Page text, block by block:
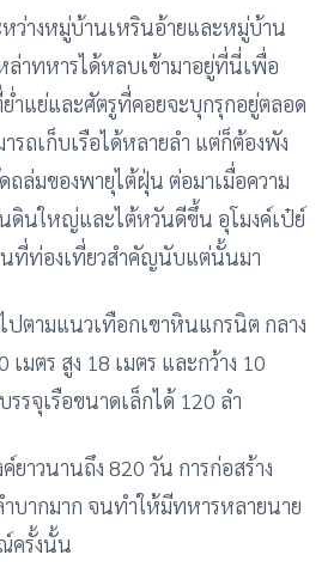
หว่างหมู่บ้านเหรินอ้ายและหมู่บ้าน
ล่าทหารได้หลบเข้ามาอยู่ที่นี่เพื่อ
แย่และศัตรูที่คอยจะบุกรุกอยู่ตลอด
รถเก็บเรือได้หลายลำ แต่ก็ต้องพัง
ถล่มของพายุไต้ฝุ่น ต่อมาเมื่อความ
ดินใหญ่และไต้หวันดีขึ้น อุโมงค์เป๋ย์
ที่ท่องเที่ยวสำคัญนับแต่นั้นมา
ปตามแนวเทือกเขาหินแกรนิต กลาง
เมตร สูง 18 เมตร และกว้าง 10
รจุเรือขนาดเล็กได้ 120 ลำ
ค์ยาวนานถึง 820 วัน การก่อสร้าง
บากมาก จนทำให้มีทหารหลายนาย
ครั้งนั้น